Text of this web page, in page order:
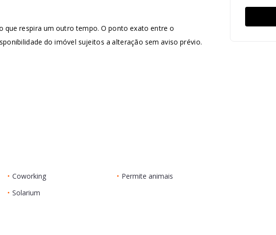
que respira um outro tempo. O ponto exato entre o
do imóvel sujeitos a alteração sem aviso prévio.
• Coworking • Permite animais
• Solarium